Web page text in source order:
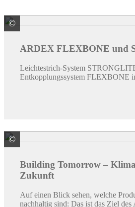
© ARDEX GmbH
ARDEX FLEXBONE und
Leichtestrich-System
Entkopplungssystem FLEXBONE
© ARDEX GmbH
Building Tomorrow –
Zukunft
Auf einen Blick sehen, welche
nachhaltig sind: Das ist das Ziel